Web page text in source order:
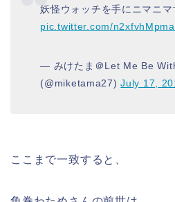
妖怪ウォッチを手にニマニ
pic.twitter.com/n2xfvhMpma
— みけたま＠Let Me Be
(@miketama27)July 17,
ここまで一致すると、